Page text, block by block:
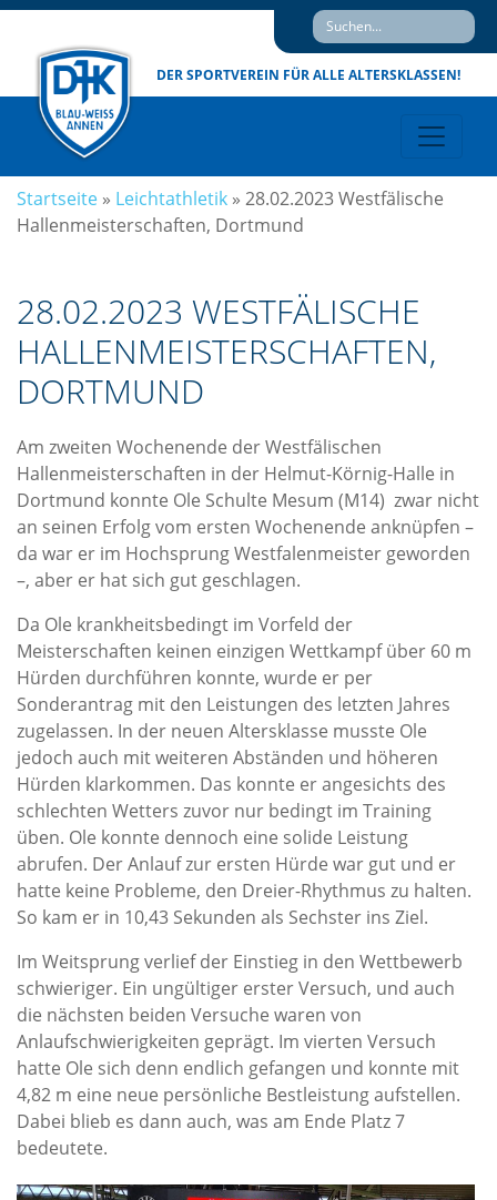
DER SPORTVEREIN FÜR ALLE ALTERSKLASSEN!
Startseite » Leichtathletik » 28.02.2023 Westfälische
Hallenmeisterschaften, Dortmund
28.02.2023 WESTFÄLISCHE
HALLENMEISTERSCHAFTEN,
DORTMUND
Am zweiten Wochenende der Westfälischen
Hallenmeisterschaften in der Helmut-Körnig-Halle in
Dortmund konnte Ole Schulte Mesum (M14) zwar nicht
an seinen Erfolg vom ersten Wochenende anknüpfen –
da war er im Hochsprung Westfalenmeister geworden
–, aber er hat sich gut geschlagen.
Da Ole krankheitsbedingt im Vorfeld der
Meisterschaften keinen einzigen Wettkampf über 60 m
Hürden durchführen konnte, wurde er per
Sonderantrag mit den Leistungen des letzten Jahres
zugelassen. In der neuen Altersklasse musste Ole
jedoch auch mit weiteren Abständen und höheren
Hürden klarkommen. Das konnte er angesichts des
schlechten Wetters zuvor nur bedingt im Training
üben. Ole konnte dennoch eine solide Leistung
abrufen. Der Anlauf zur ersten Hürde war gut und er
hatte keine Probleme, den Dreier-Rhythmus zu halten.
So kam er in 10,43 Sekunden als Sechster ins Ziel.
Im Weitsprung verlief der Einstieg in den Wettbewerb
schwieriger. Ein ungültiger erster Versuch, und auch
die nächsten beiden Versuche waren von
Anlaufschwierigkeiten geprägt. Im vierten Versuch
hatte Ole sich denn endlich gefangen und konnte mit
4,82 m eine neue persönliche Bestleistung aufstellen.
Dabei blieb es dann auch, was am Ende Platz 7
bedeutete.